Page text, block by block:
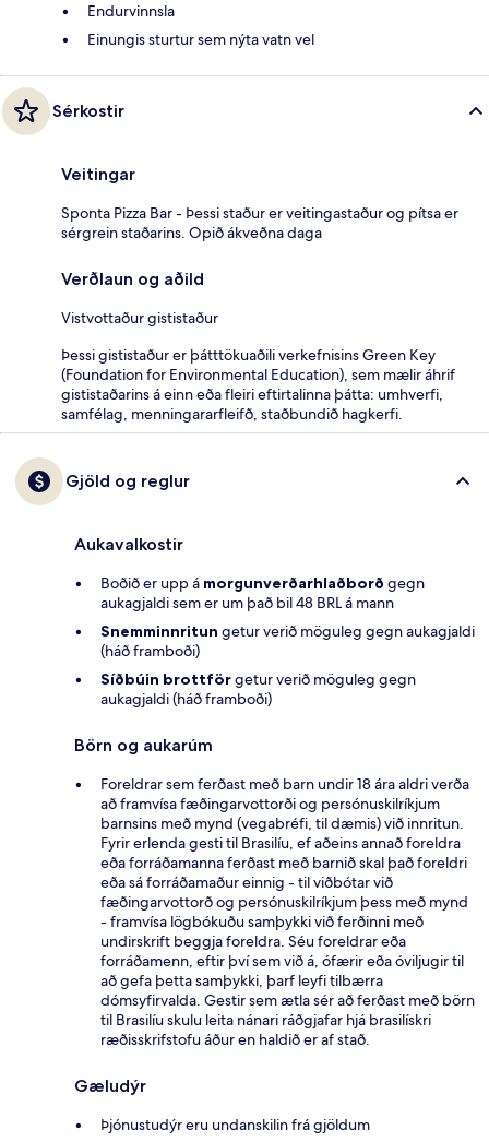
Endurvinnsla
Einungis sturtur sem nýta vatn vel
Sérkostir
Veitingar
Sponta Pizza Bar - Þessi staður er veitingastaður og pítsa er
sérgrein staðarins. Opið ákveðna daga
Verðlaun og aðild
Vistvottaður gististaður
Þessi gististaður er þátttökuaðili verkefnisins Green Key
(Foundation for Environmental Education), sem mælir áhrif
gististaðarins á einn eða fleiri eftirtalinna þátta: umhverfi,
samfélag, menningararfleifð, staðbundið hagkerfi.
Gjöld og reglur
Aukavalkostir
Boðið er upp á morgunverðarhlaðborð gegn
aukagjaldi sem er um það bil 48 BRL á mann
Snemminnritun getur verið möguleg gegn aukagjaldi
(háð framboði)
Síðbúin brottförgetur verið möguleg gegn
aukagjaldi (háð framboði)
Börn og aukarúm
Foreldrar sem ferðast með barn undir 18 ára aldri verða
að framvísa fæðingarvottorði og persónuskilríkjum
barnsins með mynd (vegabréfi, til dæmis) við innritun.
Fyrir erlenda gesti til Brasilíu, ef aðeins annað foreldra
eða forráðamanna ferðast með barnið skal það foreldri
eða sá forráðamaður einnig - til viðbótar við
fæðingarvottorð og persónuskilríkjum þess með mynd
- framvísa lögbókuðu samþykki við ferðinni með
undirskrift beggja foreldra. Séu foreldrar eða
forráðamenn, eftir því sem við á, ófærir eða óviljugir til
að gefa þetta samþykki, þarf leyfi tilbærra
dómsyfirvalda. Gestir sem ætla sér að ferðast með börn
til Brasilíu skulu leita nánari ráðgjafar hjá brasilískri
ræðisskrifstofu áður en haldið er af stað.
Gæludýr
Þjónustudýr eru undanskilin frá gjöldum